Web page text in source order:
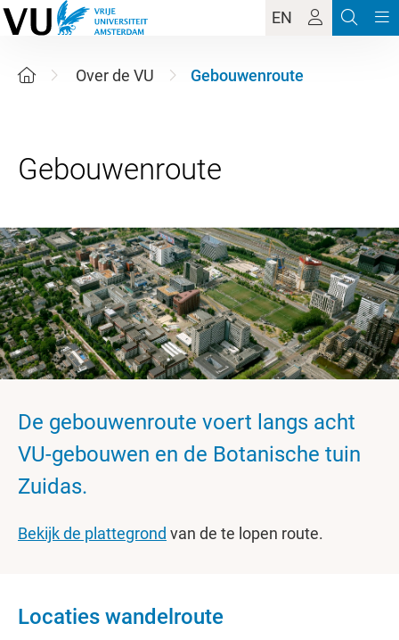
EN
Over de VU Gebouwenroute
De gebouwenroute voert langs acht
VU-gebouwen en de Botanische tuin
Zuidas.
Bekijk de plattegrond van de te lopen route.
Locaties wandelroute